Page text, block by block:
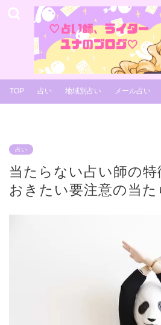
TOP 占い 地域別占い メール占い
占い
当たらない占い師の
おきたい要注意の当た